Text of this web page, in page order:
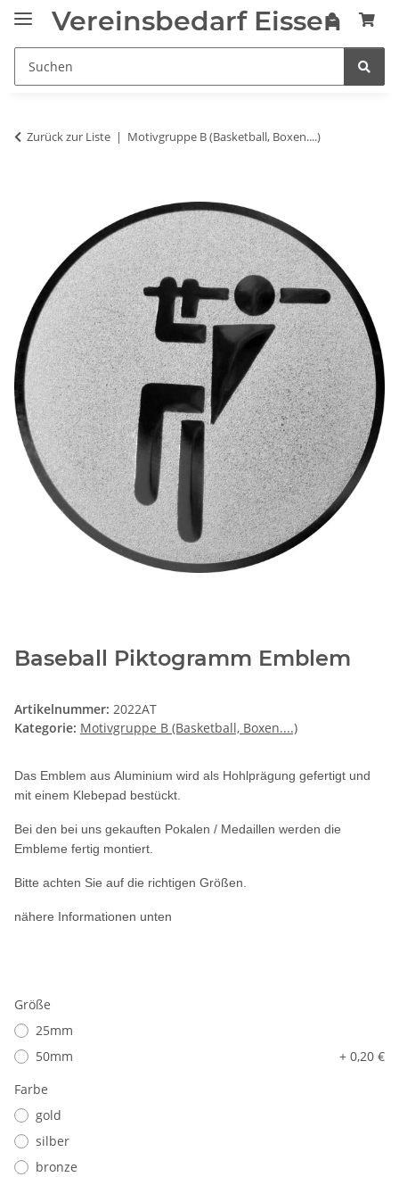
Vereinsbedarf Eissen
Zurück zur Liste Motivgruppe B (Basketball, Boxen....)
Baseball Piktogramm Emblem
Artikelnummer: 2022AT
Kategorie: Motivgruppe B (Basketball, Boxen....)
Das Emblem aus Aluminium wird als Hohlprägung gefertigt und
mit einem Klebepad bestückt.
Bei den bei uns gekauften Pokalen / Medaillen werden die
Embleme fertig montiert.
Bitte achten Sie auf die richtigen Größen.
nähere Informationen unten
Größe
25mm
50mm
+ 0,20 €
Farbe
gold
silber
bronze